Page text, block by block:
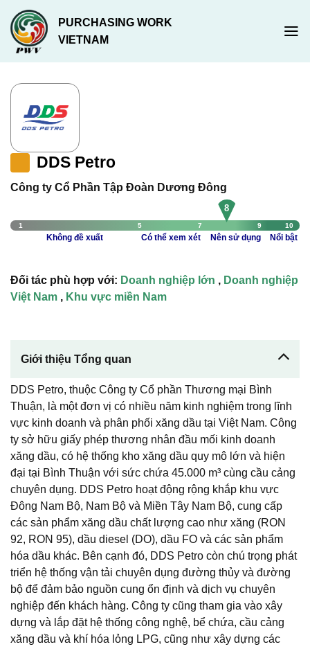
Chuyển
đến
nội
dung
PURCHASING WORK
VIETNAM
DDS Petro
Công ty Cổ Phần Tập Đoàn Dương Đông
1 5 7 9 10
Không đề xuất Có thể xem xét Nên sử dụng Nổi bật
8
Đối tác phù hợp với: Doanh nghiệp lớn , Doanh nghiệp
Việt Nam , Khu vực miền Nam
Giới thiệu Tổng quan
DDS Petro, thuộc Công ty Cổ phần Thương mại Bình
Thuận, là một đơn vị có nhiều năm kinh nghiệm trong lĩnh
vực kinh doanh và phân phối xăng dầu tại Việt Nam. Công
ty sở hữu giấy phép thương nhân đầu mối kinh doanh
xăng dầu, có hệ thống kho xăng dầu quy mô lớn và hiện
đại tại Bình Thuận với sức chứa 45.000 m³ cùng cầu cảng
chuyên dụng. DDS Petro hoạt động rộng khắp khu vực
Đông Nam Bộ, Nam Bộ và Miền Tây Nam Bộ, cung cấp
các sản phẩm xăng dầu chất lượng cao như xăng (RON
92, RON 95), dầu diesel (DO), dầu FO và các sản phẩm
hóa dầu khác. Bên cạnh đó, DDS Petro còn chú trọng phát
triển hệ thống vận tải chuyên dụng đường thủy và đường
bộ để đảm bảo nguồn cung ổn định và dịch vụ chuyên
nghiệp đến khách hàng. Công ty cũng tham gia vào xây
dựng và lắp đặt hệ thống công nghệ, bể chứa, cầu cảng
xăng dầu và khí hóa lỏng LPG, cũng như xây dựng các